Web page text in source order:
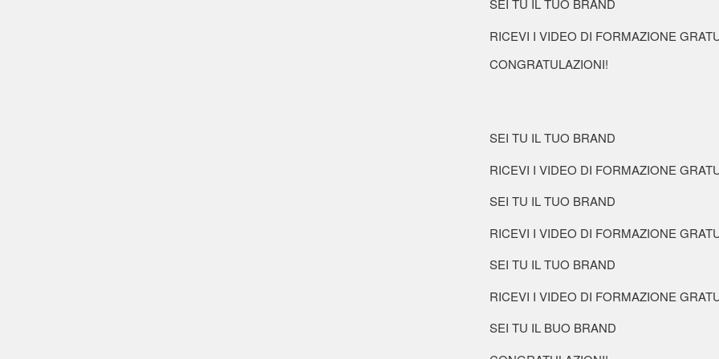
RICEVI I VIDEO DI FORMAZIONE
CONGRATULAZIONI!
SEI TU IL TUO BRAND
RICEVI I VIDEO DI FORMAZIONE
SEI TU IL TUO BRAND
RICEVI I VIDEO DI FORMAZIONE
SEI TU IL TUO BRAND
RICEVI I VIDEO DI FORMAZIONE
SEI TU IL BUO BRAND